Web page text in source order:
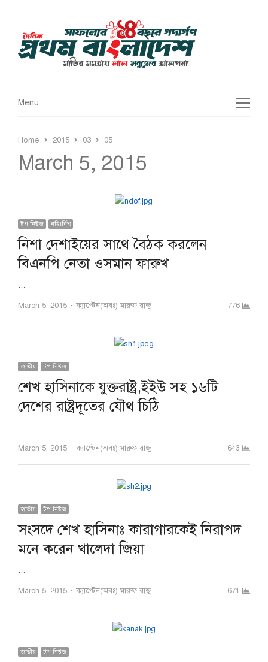
Menu
Menu
Home 2015 03 05
March 5, 2015
টপ নিউজ বহিঃর্বিশ্ব
নিশা দেশাইয়ের সাথে বৈঠক করলেন
বিএনপি নেতা ওসমান ফারুখ
…
March 5, 2015 Author
ক্যাপ্টেন(অবঃ) মারুফ রাজু 776
জাতীয় টপ নিউজ
শেখ হাসিনাকে যুক্তরাষ্ট্র,ইইউ সহ ১৬টি
দেশের রাষ্ট্রদূতের যৌথ চিঠি
…
March 5, 2015 Author
ক্যাপ্টেন(অবঃ) মারুফ রাজু 643
জাতীয় টপ নিউজ
সংসদে শেখ হাসিনাঃ কারাগারকেই নিরাপদ
মনে করেন খালেদা জিয়া
…
March 5, 2015 Author
ক্যাপ্টেন(অবঃ) মারুফ রাজু 671
জাতীয় টপ নিউজ